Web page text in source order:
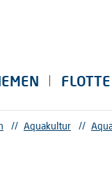
// Aquakultur //